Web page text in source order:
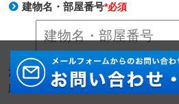
建物名・部屋番号*必須
注)集合住宅の場合は「建物名・部屋
建」と正確に入力されてない場合は